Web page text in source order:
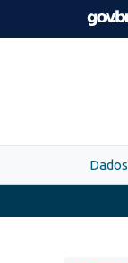
Skip to main content
Dados